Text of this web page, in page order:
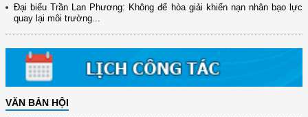
Đại biểu Trần Lan Phương: Không để hòa giải khiến nạn nhân bạo lực
quay lại môi trường...
VĂN BẢN HỘI